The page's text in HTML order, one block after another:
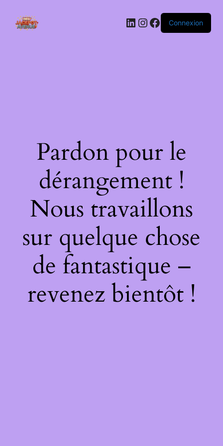
LinkedIn
Instagram
Facebook
Connexion
Pardon pour le
dérangement !
Nous travaillons
sur quelque chose
de fantastique –
revenez bientôt !